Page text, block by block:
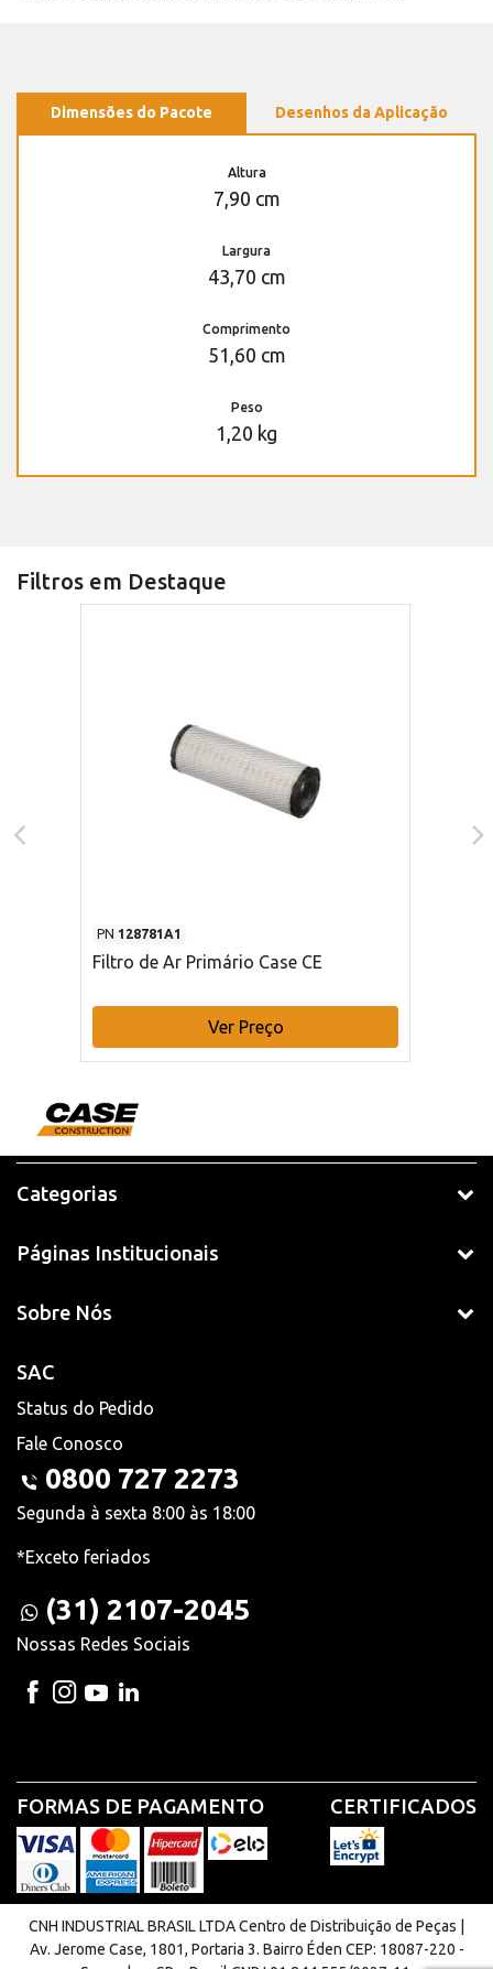
Dimensões do Pacote Desenhos da Aplicação
Altura
7,90 cm
Largura
43,70 cm
Comprimento
51,60 cm
Peso
1,20 kg
Filtros em Destaque
PN 128781A1
Filtro de Ar Primário Case CE
Ver Preço
Categorias
Páginas Institucionais
Sobre Nós
SAC
Status do Pedido
Fale Conosco
0800 727 2273
Segunda à sexta 8:00 às 18:00
*Exceto feriados
(31) 2107-2045
Nossas Redes Sociais
FORMAS DE PAGAMENTO CERTIFICADOS
CNH INDUSTRIAL BRASIL LTDA Centro de Distribuição de Peças |
Av. Jerome Case, 1801, Portaria 3. Bairro Éden CEP: 18087-220 -